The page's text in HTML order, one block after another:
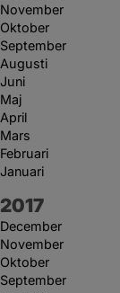
November
Oktober
September
Augusti
Juni
Maj
April
Mars
Februari
Januari
År:
2017
December
November
Oktober
September